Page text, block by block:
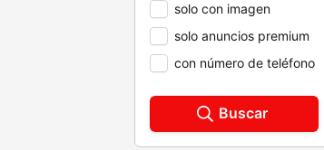
solo con imagen
solo anuncios premium
con número de teléfono
Buscar